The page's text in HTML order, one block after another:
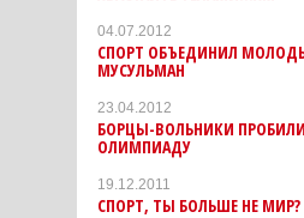
04.07.2012
СПОРТ ОБЪЕДИНИЛ
МУСУЛЬМАН
23.04.2012
БОРЦЫ-ВОЛЬНИКИ
ОЛИМПИАДУ
19.12.2011
СПОРТ, ТЫ БОЛЬШЕ НЕ МИР?